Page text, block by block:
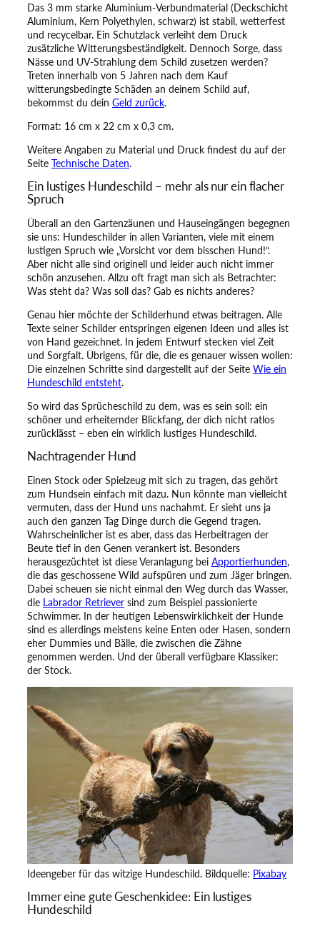
i
l
d
–
N
a
c
h
r
a
g
n
d
r
H
u
n
d
!
M
e
n
g
e
Das 3 mm starke Aluminium-Verbundmaterial (Deckschicht
Aluminium, Kern Polyethylen, schwarz) ist stabil, wetterfest
und recycelbar. Ein Schutzlack verleiht dem Druck
zusätzliche Witterungsbeständigkeit. Dennoch Sorge, dass
Nässe und UV-Strahlung dem Schild zusetzen werden?
Treten innerhalb von 5 Jahren nach dem Kauf
witterungsbedingte Schäden an deinem Schild auf,
bekommst du dein Geld zurück.
Format: 16 cm x 22 cm x 0,3 cm.
Weitere Angaben zu Material und Druck findest du auf der
Seite Technische Daten.
Ein lustiges Hundeschild – mehr als nur ein flacher
Spruch
Überall an den Gartenzäunen und Hauseingängen begegnen
sie uns: Hundeschilder in allen Varianten, viele mit einem
lustigen Spruch wie „Vorsicht vor dem bisschen Hund!“.
Aber nicht alle sind originell und leider auch nicht immer
schön anzusehen. Allzu oft fragt man sich als Betrachter:
Was steht da? Was soll das? Gab es nichts anderes?
Genau hier möchte der Schilderhund etwas beitragen. Alle
Texte seiner Schilder entspringen eigenen Ideen und alles ist
von Hand gezeichnet. In jedem Entwurf stecken viel Zeit
und Sorgfalt. Übrigens, für die, die es genauer wissen wollen:
Die einzelnen Schritte sind dargestellt auf der Seite Wie ein
Hundeschild entsteht.
So wird das Sprücheschild zu dem, was es sein soll: ein
schöner und erheiternder Blickfang, der dich nicht ratlos
zurücklässt – eben ein wirklich lustiges Hundeschild.
Nachtragender Hund
Einen Stock oder Spielzeug mit sich zu tragen, das gehört
zum Hundsein einfach mit dazu. Nun könnte man vielleicht
vermuten, dass der Hund uns nachahmt. Er sieht uns ja
auch den ganzen Tag Dinge durch die Gegend tragen.
Wahrscheinlicher ist es aber, dass das Herbeitragen der
Beute tief in den Genen verankert ist. Besonders
herausgezüchtet ist diese Veranlagung bei Apportierhunden,
die das geschossene Wild aufspüren und zum Jäger bringen.
Dabei scheuen sie nicht einmal den Weg durch das Wasser,
die Labrador Retriever sind zum Beispiel passionierte
Schwimmer. In der heutigen Lebenswirklichkeit der Hunde
sind es allerdings meistens keine Enten oder Hasen, sondern
eher Dummies und Bälle, die zwischen die Zähne
genommen werden. Und der überall verfügbare Klassiker:
der Stock.
Ideengeber für das witzige Hundeschild. Bildquelle: Pixabay
Immer eine gute Geschenkidee: Ein lustiges
Hundeschild